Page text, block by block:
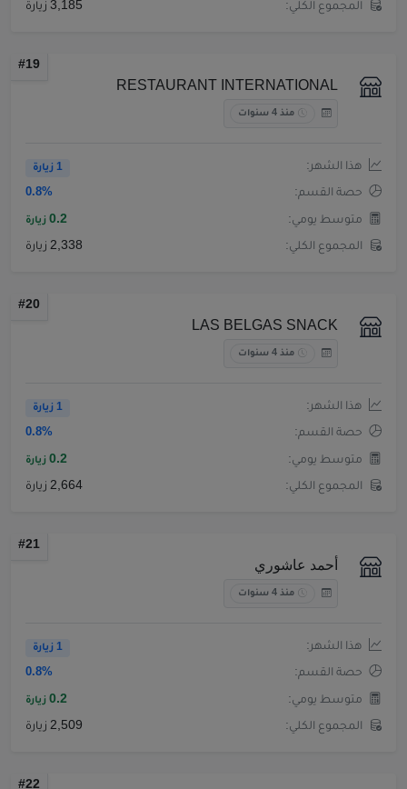
المجموع الكلي: 3,185 زيارة
#19
RESTAURANT INTERNATIONAL
منذ 4 سنوات
هذا الشهر: 1 زيارة
حصة القسم: 0.8%
متوسط يومي: 0.2 زيارة
المجموع الكلي: 2,338 زيارة
#20
LAS BELGAS SNACK
منذ 4 سنوات
هذا الشهر: 1 زيارة
حصة القسم: 0.8%
متوسط يومي: 0.2 زيارة
المجموع الكلي: 2,664 زيارة
#21
أحمد عاشوري
منذ 4 سنوات
هذا الشهر: 1 زيارة
حصة القسم: 0.8%
متوسط يومي: 0.2 زيارة
المجموع الكلي: 2,509 زيارة
#22